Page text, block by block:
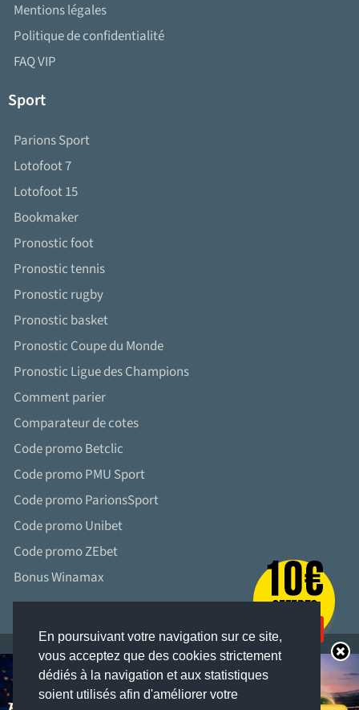
En poursuivant votre navigation sur ce site,
vous acceptez que des cookies strictement
dédiés à la navigation et aux statistiques
soient utilisés afin d'améliorer votre
Mentions légales
Politique de confidentialité
FAQ VIP
Sport
Parions Sport
Lotofoot 7
Lotofoot 15
Bookmaker
Pronostic foot
Pronostic tennis
Pronostic rugby
Pronostic basket
Pronostic Coupe du Monde
Pronostic Ligue des Champions
Comment parier
Comparateur de cotes
Code promo Betclic
Code promo PMU Sport
Code promo ParionsSport
Code promo Unibet
Code promo ZEbet
Bonus Winamax
LES JEUX D’ARGENT ET DE HASARD PEUVENT ÊTRE DANGEREUX : PERTES